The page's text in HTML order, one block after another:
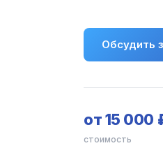
Обсудить
от 15 000
стоимость